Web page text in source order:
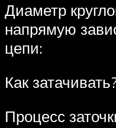
Диаметр
напрямую
цепи:
Как
Процесс